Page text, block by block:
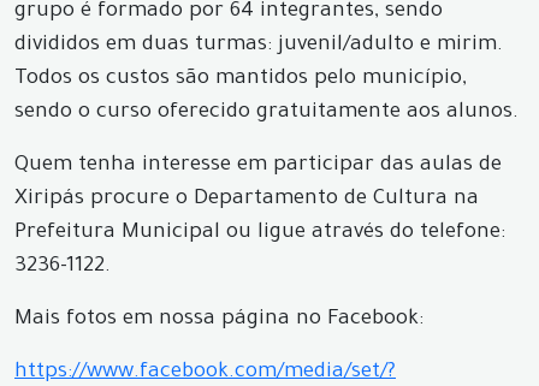
grupo é formado por 64 integrantes, sendo
divididos em duas turmas: juvenil/adulto e mirim.
Todos os custos são mantidos pelo município,
sendo o curso oferecido gratuitamente aos alunos.
Quem tenha interesse em participar das aulas de
Xiripás procure o Departamento de Cultura na
Prefeitura Municipal ou ligue através do telefone:
3236-1122.
Mais fotos em nossa página no Facebook:
https://www.facebook.com/media/set/?